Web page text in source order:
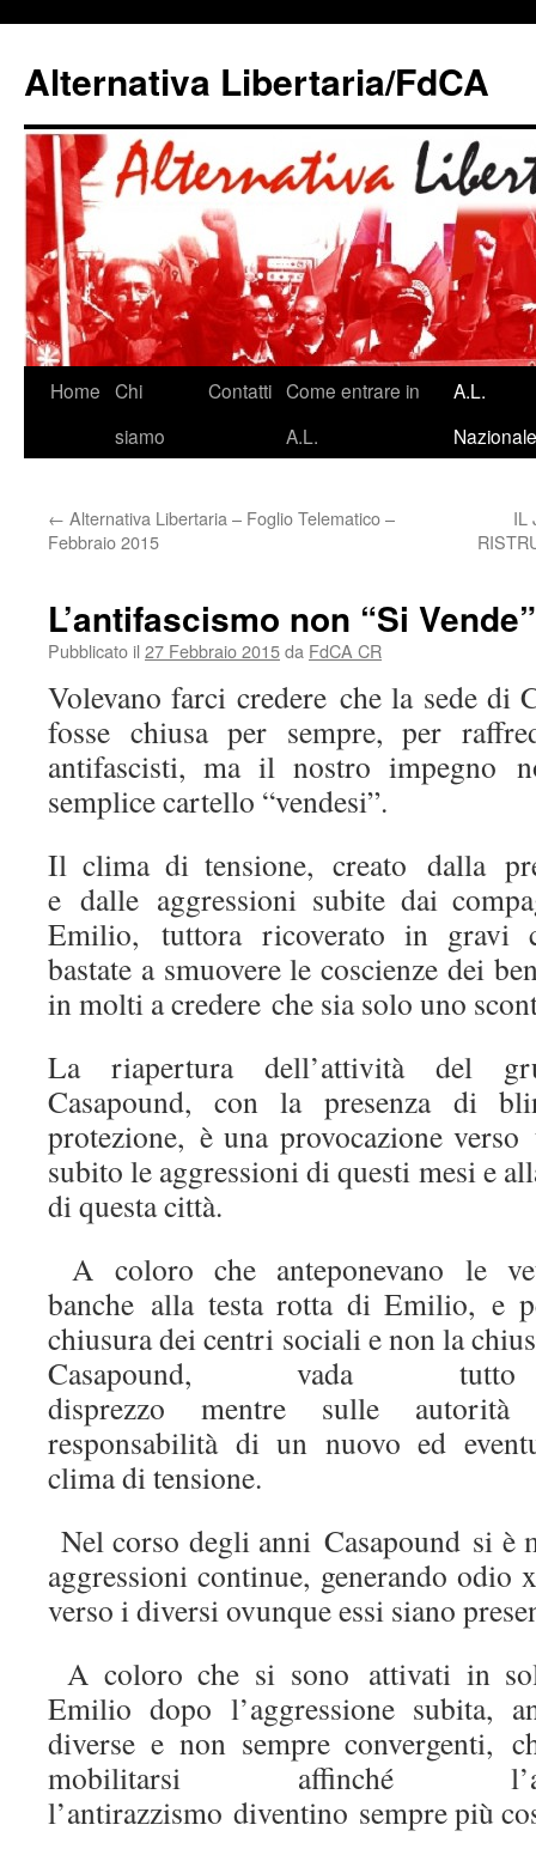
Alternativa Libertaria/FdCA
VaiHome Chi
siamo
Contatti Come entrare in
A.L.
A.L.
Nazionale
← Alternativa Libertaria – Foglio Telematico –
Febbraio 2015
IL
L’antifascismo non “Si Vende”
Pubblicato il 27 Febbraio 2015da FdCA CR
Volevano farci credere che la sede di
fosse chiusa per sempre, per
antifascisti, ma il nostro impegno
semplice cartello “vendesi”.
Il clima di tensione, creato dalla
e dalle aggressioni subite dai
Emilio, tuttora ricoverato in gravi
bastate a smuovere le coscienze dei
in molti a credere che sia solo uno
La riapertura dell’attività del
Casapound, con la presenza di
protezione, è una provocazione
subito le aggressioni di questi mesi e
di questa città.
A coloro che anteponevano le
banche alla testa rotta di Emilio, e
chiusura dei centri sociali e non la
Casapound, vada
disprezzo mentre sulle
responsabilità di un nuovo ed
clima di tensione.
Nel corso degli anni Casapound si è
aggressioni continue, generando odio
verso i diversi ovunque essi siano
A coloro che si sono attivati in
Emilio dopo l’aggressione subita,
diverse e non sempre convergenti,
mobilitarsi affinché
l’antirazzismo diventino sempre più